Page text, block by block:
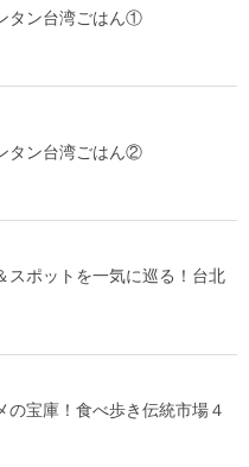
タン台湾ごはん①
タン台湾ごはん②
スポットを一気に巡る！台北
の宝庫！食べ歩き伝統市場４